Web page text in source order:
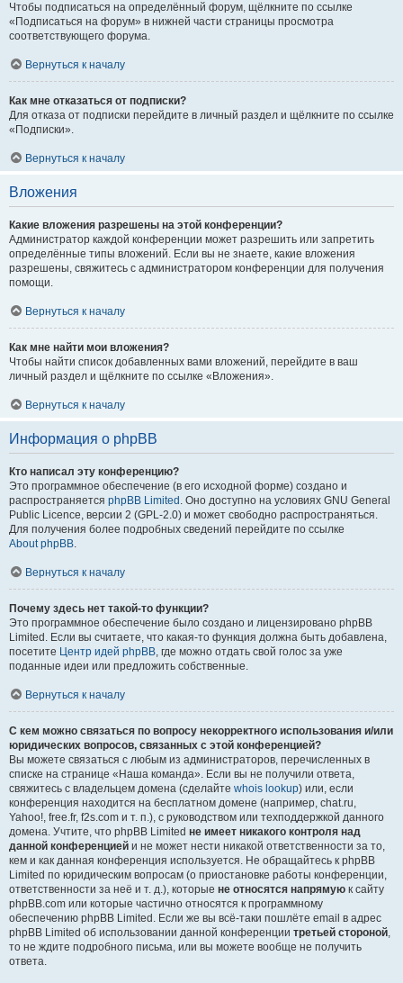
Чтобы подписаться на определённый форум, щёлкните по ссылке
«Подписаться на форум» в нижней части страницы просмотра
соответствующего форума.
Вернуться к началу
Как мне отказаться от подписки?
Для отказа от подписки перейдите в личный раздел и щёлкните по ссылке
«Подписки».
Вернуться к началу
Вложения
Какие вложения разрешены на этой конференции?
Администратор каждой конференции может разрешить или запретить
определённые типы вложений. Если вы не знаете, какие вложения
разрешены, свяжитесь с администратором конференции для получения
помощи.
Вернуться к началу
Как мне найти мои вложения?
Чтобы найти список добавленных вами вложений, перейдите в ваш
личный раздел и щёлкните по ссылке «Вложения».
Вернуться к началу
Информация о phpBB
Кто написал эту конференцию?
Это программное обеспечение (в его исходной форме) создано и
распространяется phpBB Limited . Оно доступно на условиях GNU General
Public Licence, версии 2 (GPL-2.0) и может свободно распространяться.
Для получения более подробных сведений перейдите по ссылке
About phpBB.
Вернуться к началу
Почему здесь нет такой-то функции?
Это программное обеспечение было создано и лицензировано phpBB
Limited. Если вы считаете, что какая-то функция должна быть добавлена,
посетите Центр идей phpBB, где можно отдать свой голос за уже
поданные идеи или предложить собственные.
Вернуться к началу
С кем можно связаться по вопросу некорректного использования и/или
юридических вопросов, связанных с этой конференцией?
Вы можете связаться с любым из администраторов, перечисленных в
списке на странице «Наша команда». Если вы не получили ответа,
свяжитесь с владельцем домена (сделайте whois lookup) или, если
конференция находится на бесплатном домене (например, chat.ru,
Yahoo!, free.fr, f2s.com и т. п.), с руководством или техподдержкой данного
домена. Учтите, что phpBB Limited не имеет никакого контроля над
данной конференцией и не может нести никакой ответственности за то,
кем и как данная конференция используется. Не обращайтесь к phpBB
Limited по юридическим вопросам (о приостановке работы конференции,
ответственности за неё и т. д.), которые не относятся напрямую к сайту
phpBB.com или которые частично относятся к программному
обеспечению phpBB Limited. Если же вы всё-таки пошлёте email в адрес
phpBB Limited об использовании данной конференции третьей стороной,
то не ждите подробного письма, или вы можете вообще не получить
ответа.